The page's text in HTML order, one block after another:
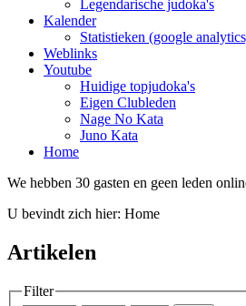
Legendarische judoka's
Kalender
Statistieken (google
Weblinks
Youtube
Huidige topjudoka's
Eigen Clubleden
Nage No Kata
Juno Kata
Home
We hebben 30 gasten en geen leden
U bevindt zich hier: Home
Artikelen
Filter